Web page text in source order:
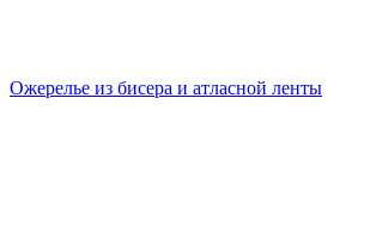
Ожерелье из бисера и атласной ленты